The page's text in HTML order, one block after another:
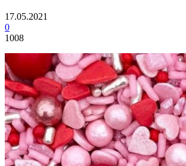
17.05.2021
0
1008